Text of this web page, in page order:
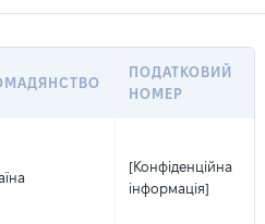
ПОДАТКОВИЙ
НОМЕР
[Конфіденційна
інформація]